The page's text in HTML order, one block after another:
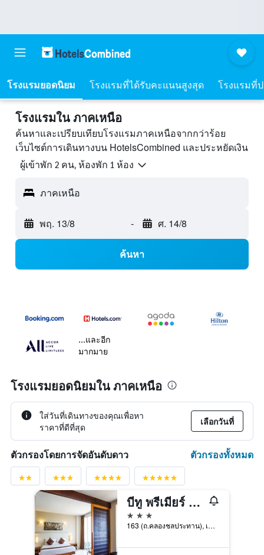
โรงแรมยอดนิยม โรงแรมที่ได้รับคะแนนสูงสุด โรงแรมที่
โรงแรมใน ภาคเหนือ
ค้นหาและเปรียบเทียบโรงแรมภาคเหนือจากกว่าร้อย
เว็บไซต์การเดินทางบน HotelsCombined และประหยัดเงิน
ผู้เข้าพัก 2 คน, ห้องพัก 1 ห้อง
ภาคเหนือ
พฤ. 13/8 - ศ. 14/8
ค้นหา
...และอีก
มากมาย
โรงแรมยอดนิยมใน ภาคเหนือ
ใส่วันที่เดินทางของคุณเพื่อหา
ราคาที่ดีที่สุด
เลือกวันที่
ตัวกรองโดยการจัดอันดับดาว ตัวกรองทั้งหมด
บีทู พรีเมียร์ โฮเทล แอนด์ รีสอร์ท
3 ดาว
163 (ถ.คลองชลประทาน), เชียงใหม่, ประเทศไทย